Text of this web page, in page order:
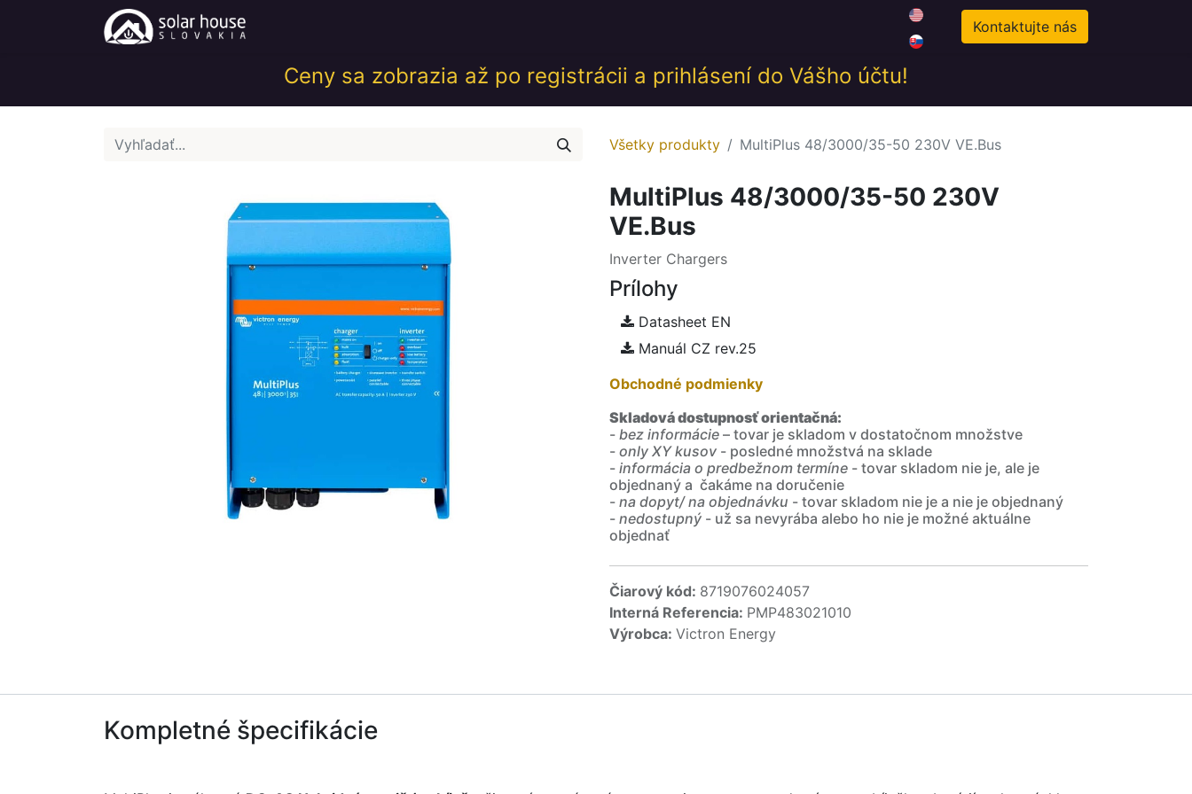
Novinky 0
Kontaktujte nás
Ceny sa zobrazia až po registrácii a prihlásení do Vášho účtu!
Všetky produkty MultiPlus 48/3000/35-50 230V VE.Bus
MultiPlus 48/3000/35-50 230V
VE.Bus
Inverter Chargers
Prílohy
Datasheet EN
Manuál CZ rev.25
Obchodné podmienky
Skladová dostupnosť orientačná:
- bez informácie – tovar je skladom v dostatočnom množstve
- only XY kusov - posledné množstvá na sklade
- informácia o predbežnom termíne - tovar skladom nie je, ale je
objednaný a čakáme na doručenie
- na dopyt/ na objednávku - tovar skladom nie je a nie je objednaný
- nedostupný - už sa nevyrába alebo ho nie je možné aktuálne
objednať
Čiarový kód: 8719076024057
Interná Referencia: PMP483021010
Výrobca: Victron Energy
Kompletné špecifikácie